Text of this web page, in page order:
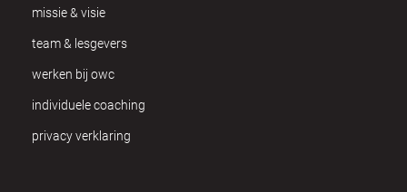
missie & visie
team & lesgevers
werken bij owc
individuele coaching
privacy verklaring